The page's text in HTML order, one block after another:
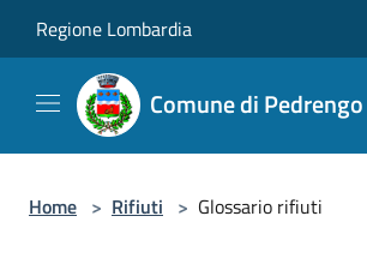
Regione Lombardia
Comune di Pedrengo
Home > Rifiuti > Glossario rifiuti